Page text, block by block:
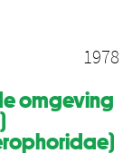
1978
omgeving